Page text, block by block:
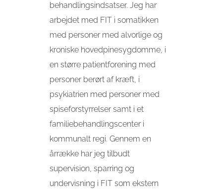
behandlingsindsatser. Jeg har
arbejdet med FIT i somatikken
med personer med alvorlige og
kroniske hovedpinesygdomme, i
en større patientforening med
personer berørt af kræft, i
psykiatrien med personer med
spiseforstyrrelser samt i et
familiebehandlingscenter i
kommunalt regi. Gennem en
årrække har jeg tilbudt
supervision, sparring og
undervisning i FIT som ekstern